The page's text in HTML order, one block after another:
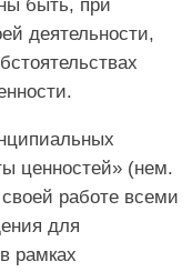
быть, при
деятельности,
ценностей» (нем.
работе всеми
для
рамках